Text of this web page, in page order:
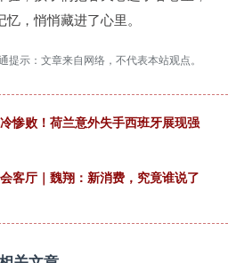
，悄悄藏进了心里。
提示：文章来自网络，不代表本站观点。
惨败！荷兰意外失手西班牙展现强
客厅｜魏翔：新消费，究竟谁说了